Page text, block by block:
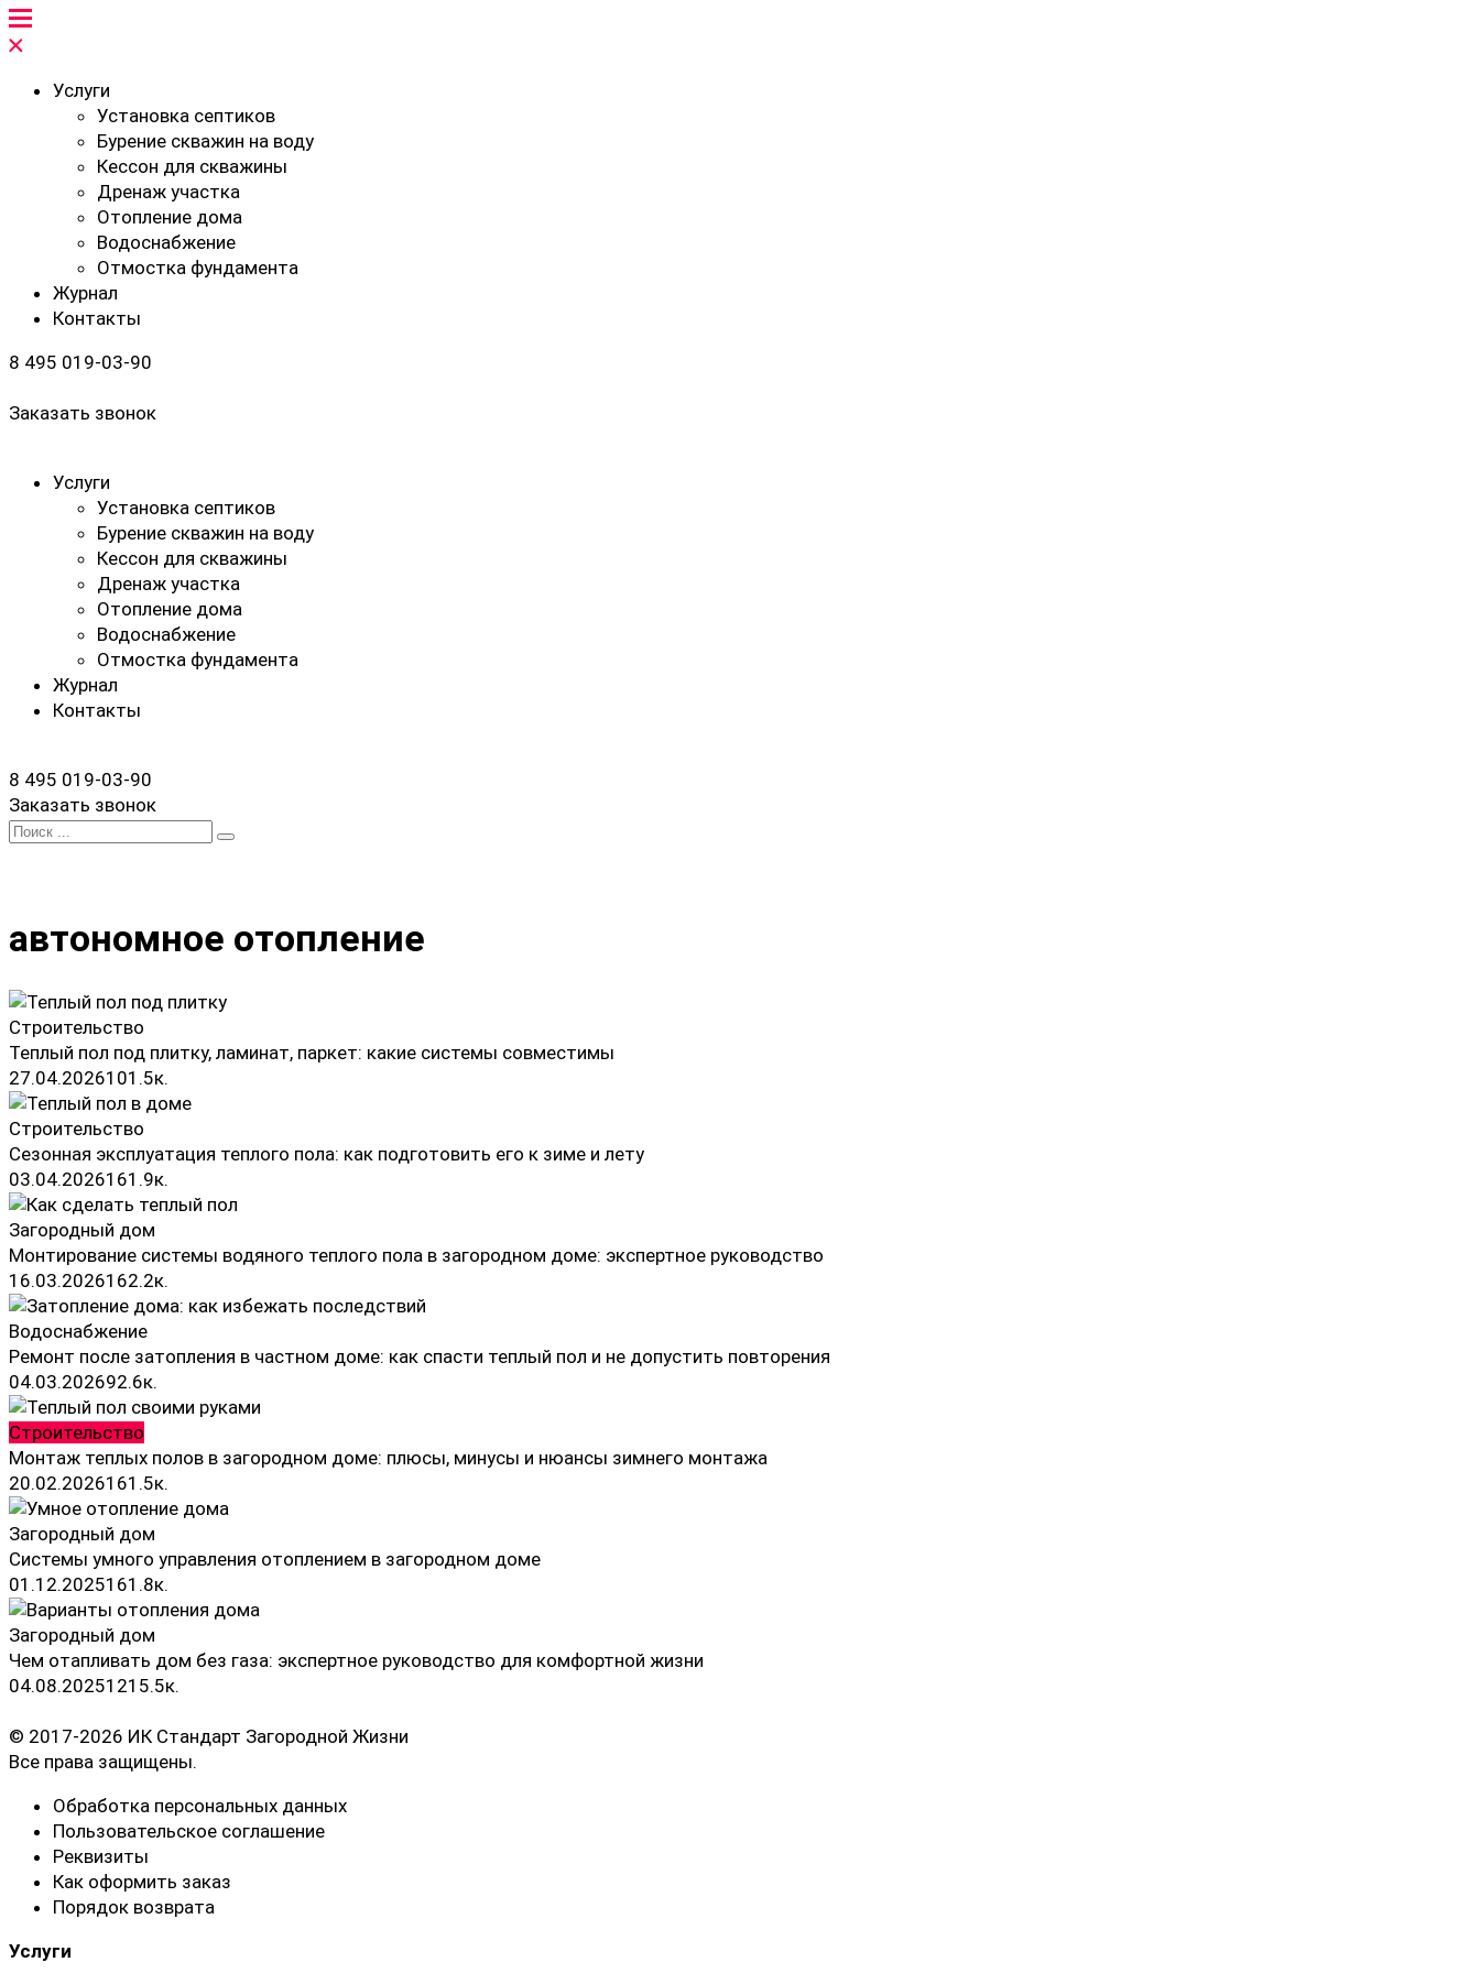
Услуги
Установка септиков
Бурение скважин на воду
Кессон для скважины
Дренаж участка
Отопление дома
Водоснабжение
Отмостка фундамента
Журнал
Контакты
8 495 019-03-90
Заказать звонок
Услуги
Установка септиков
Бурение скважин на воду
Кессон для скважины
Дренаж участка
Отопление дома
Водоснабжение
Отмостка фундамента
Журнал
Контакты
8 495 019-03-90
Заказать звонок
Search
автономное отопление
Строительство
Теплый пол под плитку, ламинат, паркет: какие системы совместимы
27.04.2026101.5к.
Строительство
Сезонная эксплуатация теплого пола: как подготовить его к зиме и лету
03.04.2026161.9к.
Загородный дом
Монтирование системы водяного теплого пола в загородном доме: экспертное руководство
16.03.2026162.2к.
Водоснабжение
Ремонт после затопления в частном доме: как спасти теплый пол и не допустить повторения
04.03.202692.6к.
Строительство
Монтаж теплых полов в загородном доме: плюсы, минусы и нюансы зимнего монтажа
20.02.2026161.5к.
Загородный дом
Системы умного управления отоплением в загородном доме
01.12.2025161.8к.
Загородный дом
Чем отапливать дом без газа: экспертное руководство для комфортной жизни
04.08.20251215.5к.
© 2017-2026 ИК Стандарт Загородной Жизни
Все права защищены.
Обработка персональных данных
Пользовательское соглашение
Реквизиты
Как оформить заказ
Порядок возврата
Услуги